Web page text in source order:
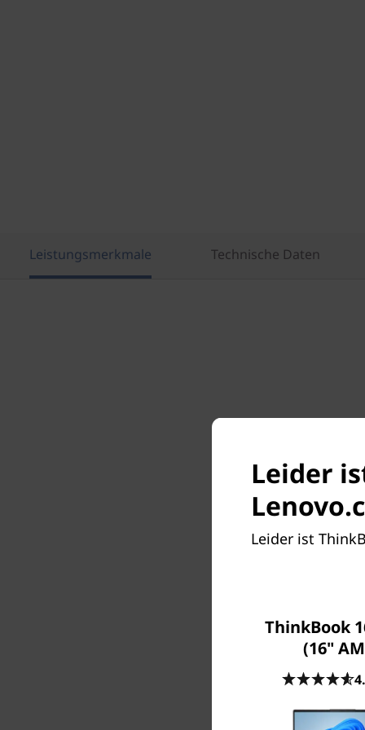
Leistungsmerkmale Technische Daten
Das
und
Leider
Leider ist
ThinkBook
(16"